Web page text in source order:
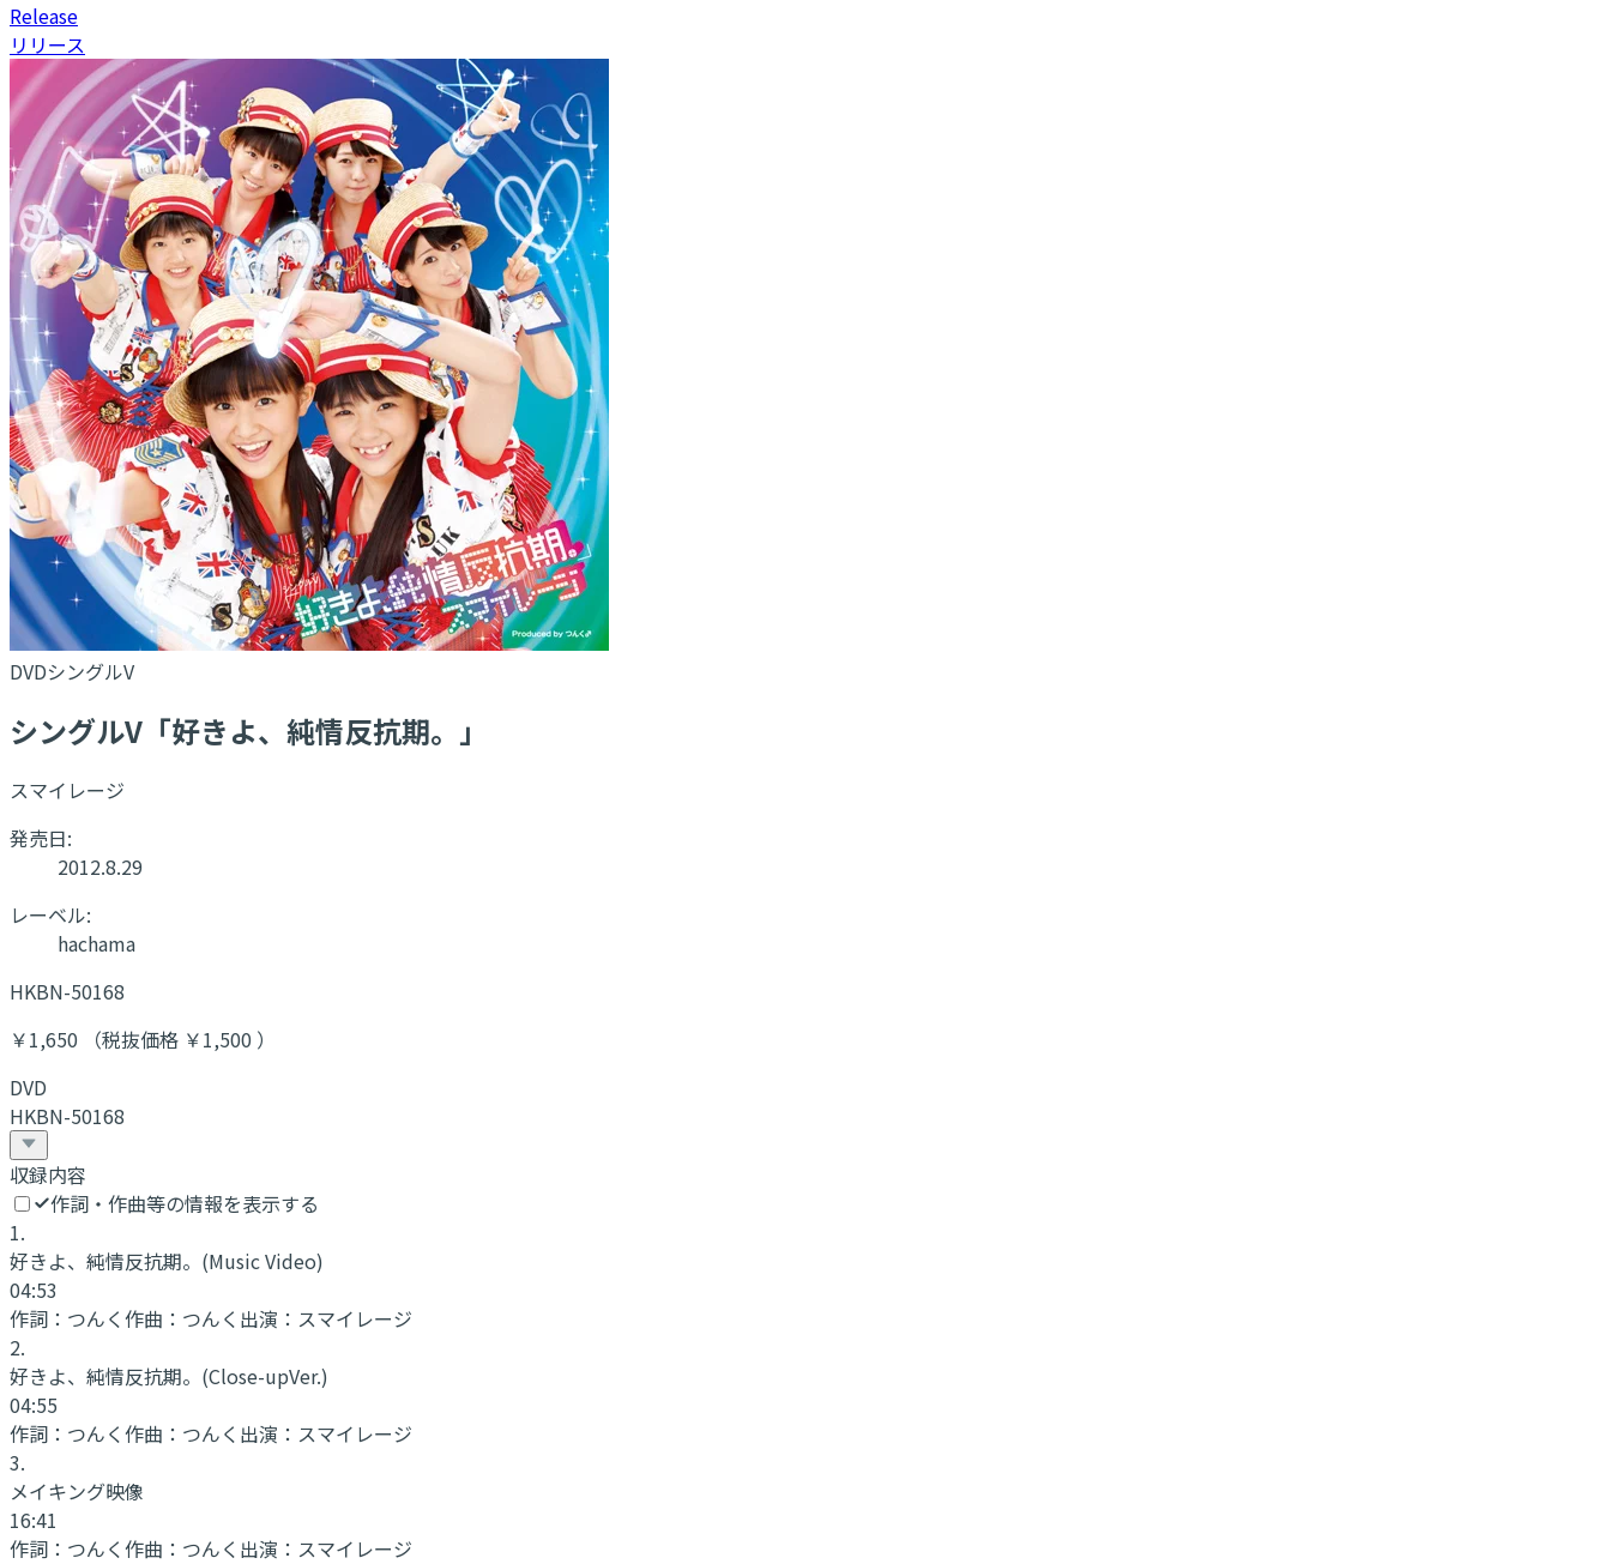
Release
リリース
DVDシングルV
シングルV「好きよ、純情反抗期。」
スマイレージ
発売日:
2012.8.29
レーベル:
hachama
HKBN-50168
￥1,650 （税抜価格 ￥1,500 ）
DVD
HKBN-50168
収録内容
作詞・作曲等の情報を表示する
1.
好きよ、純情反抗期。 (Music Video)
04:53
作詞： つんく作曲： つんく 出演： スマイレージ
2.
好きよ、純情反抗期。 (Close-upVer.)
04:55
作詞： つんく作曲： つんく 出演： スマイレージ
3.
メイキング映像
16:41
作詞： つんく作曲： つんく 出演： スマイレージ